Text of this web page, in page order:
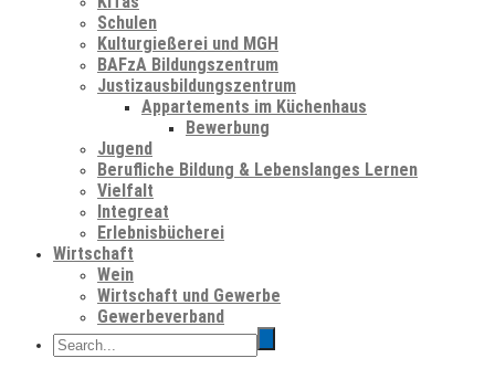
Schulen
Kulturgießerei und MGH
BAFzA Bildungszentrum
Justizausbildungszentrum
Appartements im Küchenhaus
Bewerbung
Jugend
Berufliche Bildung & Lebenslanges Lernen
Vielfalt
Integreat
Erlebnisbücherei
Wirtschaft
Wein
Wirtschaft und Gewerbe
Gewerbeverband